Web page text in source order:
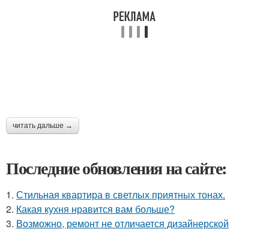
читать дальше →
Последние обновления на сайте:
1. Стильная квартира в светлых приятных тонах.
2. Какая кухня нравится вам больше?
3. Возможно, ремонт не отличается дизайнерской